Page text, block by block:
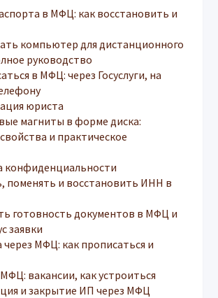
в МФЦ: как восстановить и
компьютер для дистанционного
руководство
в МФЦ: через Госуслуги, на
юриста
магниты в форме диска:
и практическое
конфиденциальности
поменять и восстановить ИНН в
готовность документов в МФЦ и
заявки
через МФЦ: как прописаться и
вакансии, как устроиться
и закрытие ИП через МФЦ